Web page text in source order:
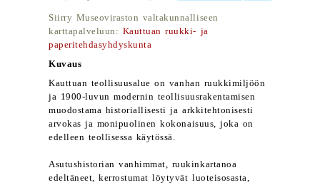
Siirry Museoviraston valtakunnalliseen
karttapalveluun: Kauttuan ruukki- ja
paperitehdasyhdyskunta
Kuvaus
Kauttuan teollisuusalue on vanhan ruukkimiljöön
ja 1900-luvun modernin teollisuusrakentamisen
muodostama historiallisesti ja arkkitehtonisesti
arvokas ja monipuolinen kokonaisuus, joka on
edelleen teollisessa käytössä.
Asutushistorian vanhimmat, ruukinkartanoa
edeltäneet, kerrostumat löytyvät luoteisosasta,